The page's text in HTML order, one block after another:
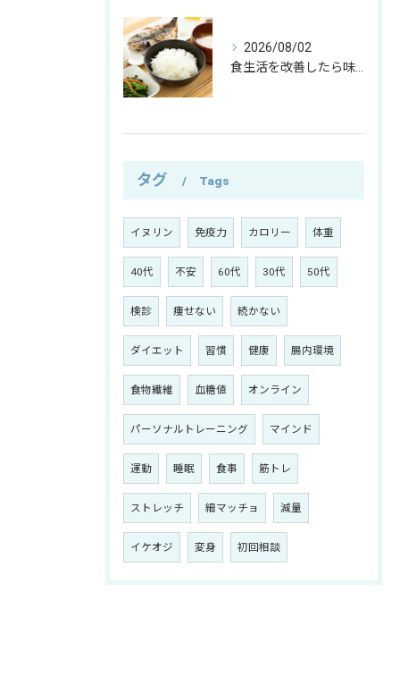
2026/08/02
タグ Tags
イヌリン 免疫力 カロリー 体重
40代 不安 60代 30代 50代
検診 痩せない 続かない
ダイエット 習慣 健康 腸内環境
食物繊維 血糖値 オンライン
パーソナルトレーニング マインド
運動 睡眠 食事 筋トレ
ストレッチ 細マッチョ 減量
イケオジ 変身 初回相談